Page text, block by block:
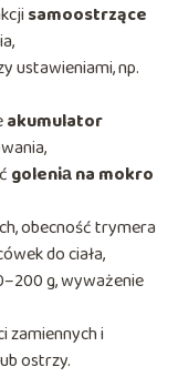
samoostrzące
ustawieniami, np.
akumulator
goleniа na mokro
obecność trymera
do ciała,
g, wyważenie
zamiennych i
ostrzy.